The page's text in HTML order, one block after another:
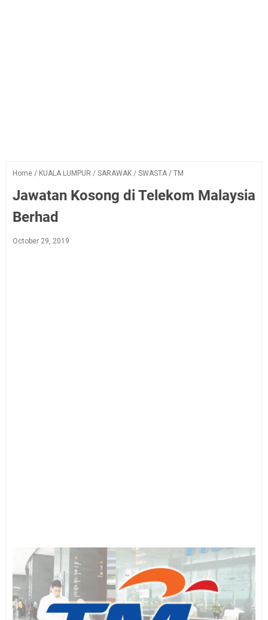
Home / KUALA LUMPUR / SARAWAK / SWASTA / TM
Jawatan Kosong di Telekom Malaysia
Berhad
October 29, 2019